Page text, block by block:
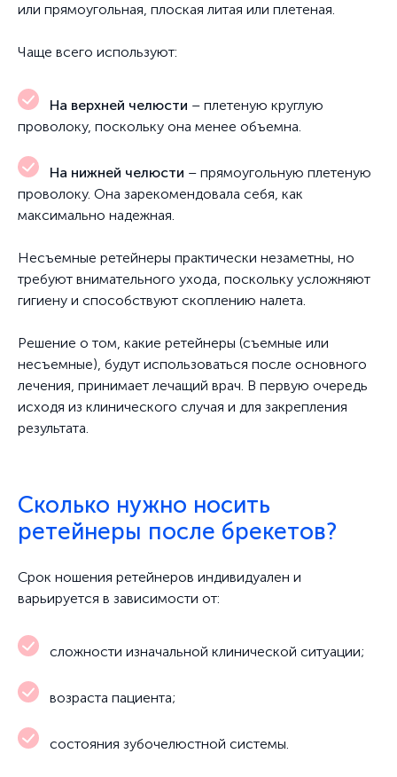
или прямоугольная, плоская литая или плетеная.
Чаще всего используют:
На верхней челюсти – плетеную круглую
проволоку, поскольку она менее объемна.
На нижней челюсти – прямоугольную плетеную
проволоку. Она зарекомендовала себя, как
максимально надежная.
Несъемные ретейнеры практически незаметны, но
требуют внимательного ухода, поскольку усложняют
гигиену и способствуют скоплению налета.
Решение о том, какие ретейнеры (съемные или
несъемные), будут использоваться после основного
лечения, принимает лечащий врач. В первую очередь
исходя из клинического случая и для закрепления
результата.
Сколько нужно носить
ретейнеры после брекетов?
Срок ношения ретейнеров индивидуален и
варьируется в зависимости от:
сложности изначальной клинической ситуации;
возраста пациента;
состояния зубочелюстной системы.